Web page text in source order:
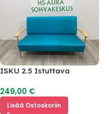
ISKU 2.5 Istuttava
249,00 €
Lisää Ostoskoriin